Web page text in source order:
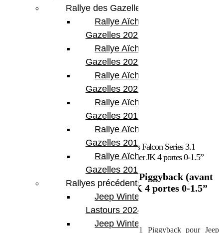
Teraflex/ Amortisseurs Falcon Series 3.1
Piggyback (avant arrière) pour Jeep Wrangler JK 4 portes 0-1.5”
Amortisseurs Falcon Series 3.1 Piggyback (avant
arrière) pour Jeep Wrangler JK 4 portes 0-1.5”
Kit de 4 amortisseurs Falcon Series 3.1 Piggyback pour Jeep
Rallye des Gazelles
Rallye Aïcha des
Gazelles 2023
Rallye Aïcha des
Gazelles 2022
Rallye Aïcha des
Gazelles 2021 -30th
Rallye Aïcha des
Gazelles 2019
Rallye Aïcha des
Gazelles 2018
Rallye Aïcha des
Gazelles 2017
Rallyes précédents
Jeep Winter
Lastours 2024
Jeep Winter Tour